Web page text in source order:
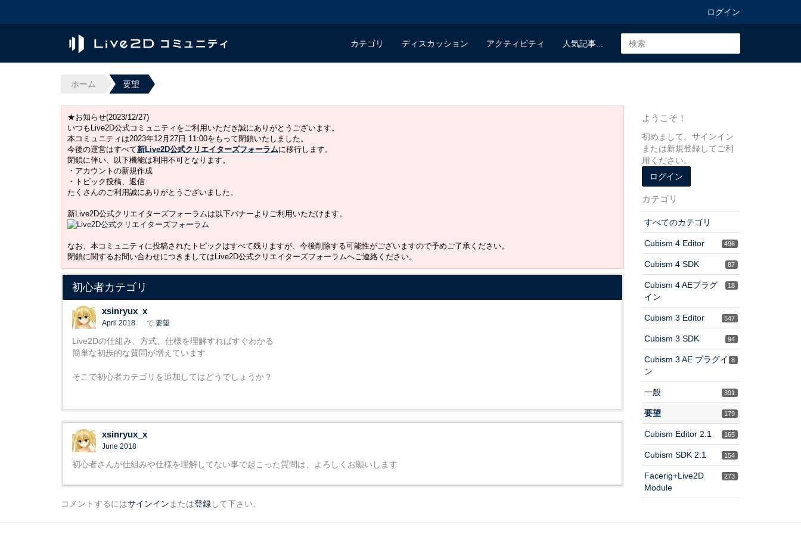
ログイン
カテゴリ ディスカッション アクティビティ 人気記事...
ホーム 要望
★お知らせ(2023/12/27)
いつもLive2D公式コミュニティをご利用いただき誠にありがとうございます。
本コミュニティは2023年12月27日 11:00をもって閉鎖いたしました。
今後の運営はすべて新Live2D公式クリエイターズフォーラムに移行します。
閉鎖に伴い、以下機能は利用不可となります。
・アカウントの新規作成
・トピック投稿、返信
たくさんのご利用誠にありがとうございました。
新Live2D公式クリエイターズフォーラムは以下バナーよりご利用いただけます。
なお、本コミュニティに投稿されたトピックはすべて残りますが、今後削除する可能性がございますので予めご了承ください。
閉鎖に関するお問い合わせにつきましてはLive2D公式クリエイターズフォーラムへご連絡ください。
初心者カテゴリ
xsinryux_x
April 2018 で 要望
Live2Dの仕組み、方式、仕様を理解すればすぐわかる
簡単な初歩的な質問が増えています
そこで初心者カテゴリを追加してはどうでしょうか？
xsinryux_x
June 2018
初心者さんが仕組みや仕様を理解してない事で起こった質問は、よろしくお願いします
コメントするにはサインイン または登録して下さい。
ようこそ！
初めまして。サインイン
または新規登録してご利
用ください。
ログイン
カテゴリ
すべてのカテゴリ
496
Cubism 4 Editor
87
Cubism 4 SDK
18
Cubism 4 AEプラグ
イン
547
Cubism 3 Editor
94
Cubism 3 SDK
8
Cubism 3 AE プラグイ
ン
391
一般
179
要望
165
Cubism Editor 2.1
154
Cubism SDK 2.1
273
Facerig+Live2D
Module